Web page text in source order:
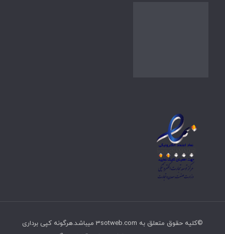
©کلیه حقوق متعلق به 3sotweb.com میباشد.هرگونه کپی برداری